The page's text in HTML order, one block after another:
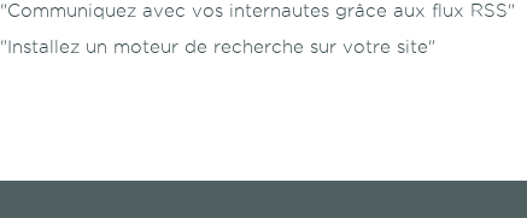
"Communiquez avec vos internautes grâce aux flux RSS"
"Installez un moteur de recherche sur votre site"